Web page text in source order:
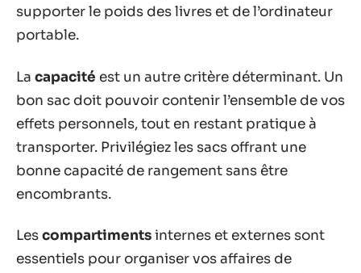
supporter le poids des livres et de l’ordinateur
portable.
La capacité est un autre critère déterminant. Un
bon sac doit pouvoir contenir l’ensemble de vos
effets personnels, tout en restant pratique à
transporter. Privilégiez les sacs offrant une
bonne capacité de rangement sans être
encombrants.
Lescompartimentsinternes et externes sont
essentiels pour organiser vos affaires de